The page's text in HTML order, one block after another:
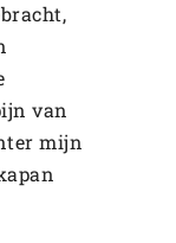
van
mijn